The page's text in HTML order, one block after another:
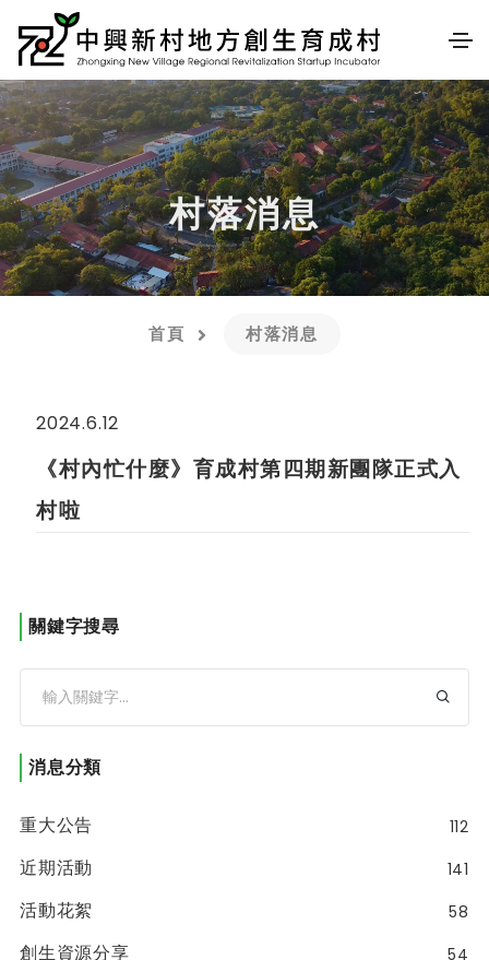
村落消息
首頁 村落消息
2024.6.12
《村內忙什麼》育成村第四期新團隊正式入
村啦
關鍵字搜尋
消息分類
重大公告 112
近期活動 141
活動花絮 58
創生資源分享 54